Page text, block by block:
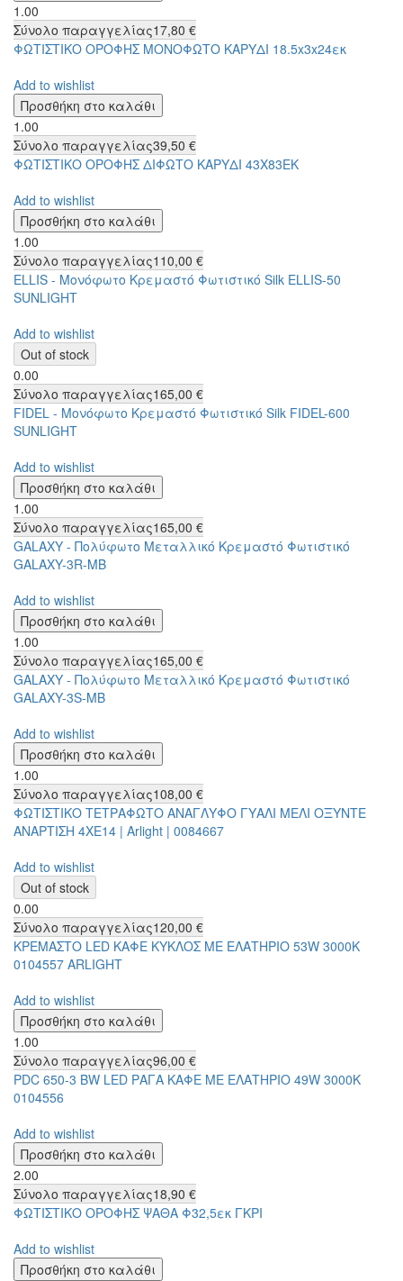
1.00
Σύνολο παραγγελίας17,80 €
ΦΩΤΙΣΤΙΚΟ ΟΡΟΦΗΣ ΜΟΝΟΦΩΤΟ ΚΑΡΥΔΙ 18.5x3x24εκ
Add to wishlist
1.00
Σύνολο παραγγελίας39,50 €
ΦΩΤΙΣΤΙΚΟ ΟΡΟΦΗΣ ΔΙΦΩΤΟ ΚΑΡΥΔΙ 43Χ83ΕΚ
Add to wishlist
1.00
Σύνολο παραγγελίας110,00 €
ELLIS - Μονόφωτο Κρεμαστό Φωτιστικό Silk ELLIS-50
SUNLIGHT
Add to wishlist
0.00
Σύνολο παραγγελίας165,00 €
FIDEL - Μονόφωτο Κρεμαστό Φωτιστικό Silk FIDEL-600
SUNLIGHT
Add to wishlist
1.00
Σύνολο παραγγελίας165,00 €
GALAXY - Πολύφωτο Μεταλλικό Κρεμαστό Φωτιστικό
GALAXY-3R-MB
Add to wishlist
1.00
Σύνολο παραγγελίας165,00 €
GALAXY - Πολύφωτο Μεταλλικό Κρεμαστό Φωτιστικό
GALAXY-3S-MB
Add to wishlist
1.00
Σύνολο παραγγελίας108,00 €
ΦΩΤΙΣΤΙΚΟ ΤΕΤΡΑΦΩΤΟ ΑΝΑΓΛΥΦΟ ΓΥΑΛΙ ΜΕΛΙ ΟΞΥΝΤΕ
ΑΝΑΡΤΙΣΗ 4ΧΕ14 | Arlight | 0084667
Add to wishlist
0.00
Σύνολο παραγγελίας120,00 €
ΚΡΕΜΑΣΤΟ LED ΚΑΦΕ ΚΥΚΛΟΣ ΜΕ ΕΛΑΤΗΡΙΟ 53W 3000K
0104557 ARLIGHT
Add to wishlist
1.00
Σύνολο παραγγελίας96,00 €
PDC 650-3 BW LED ΡΑΓΑ ΚΑΦΕ ΜΕ ΕΛΑΤΗΡΙΟ 49W 3000K
0104556
Add to wishlist
2.00
Σύνολο παραγγελίας18,90 €
ΦΩΤΙΣΤΙΚΟ ΟΡΟΦΗΣ ΨΑΘΑ Φ32,5εκ ΓΚΡΙ
Add to wishlist